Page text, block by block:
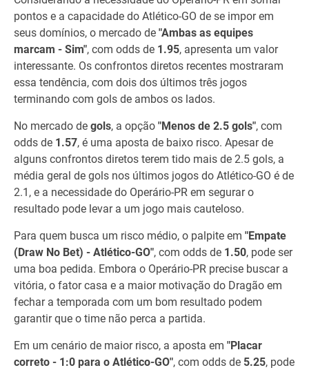
pontos e a capacidade do Atlético-GO de se impor em
seus domínios, o mercado de "Ambas as equipes
marcam - Sim", com odds de 1.95, apresenta um valor
interessante. Os confrontos diretos recentes mostraram
essa tendência, com dois dos últimos três jogos
terminando com gols de ambos os lados.
No mercado de gols, a opção "Menos de 2.5 gols", com
odds de 1.57, é uma aposta de baixo risco. Apesar de
alguns confrontos diretos terem tido mais de 2.5 gols, a
média geral de gols nos últimos jogos do Atlético-GO é de
2.1, e a necessidade do Operário-PR em segurar o
resultado pode levar a um jogo mais cauteloso.
Para quem busca um risco médio, o palpite em "Empate
(Draw No Bet) - Atlético-GO", com odds de 1.50, pode ser
uma boa pedida. Embora o Operário-PR precise buscar a
vitória, o fator casa e a maior motivação do Dragão em
fechar a temporada com um bom resultado podem
garantir que o time não perca a partida.
Em um cenário de maior risco, a aposta em "Placar
correto - 1:0 para o Atlético-GO", com odds de 5.25, pode